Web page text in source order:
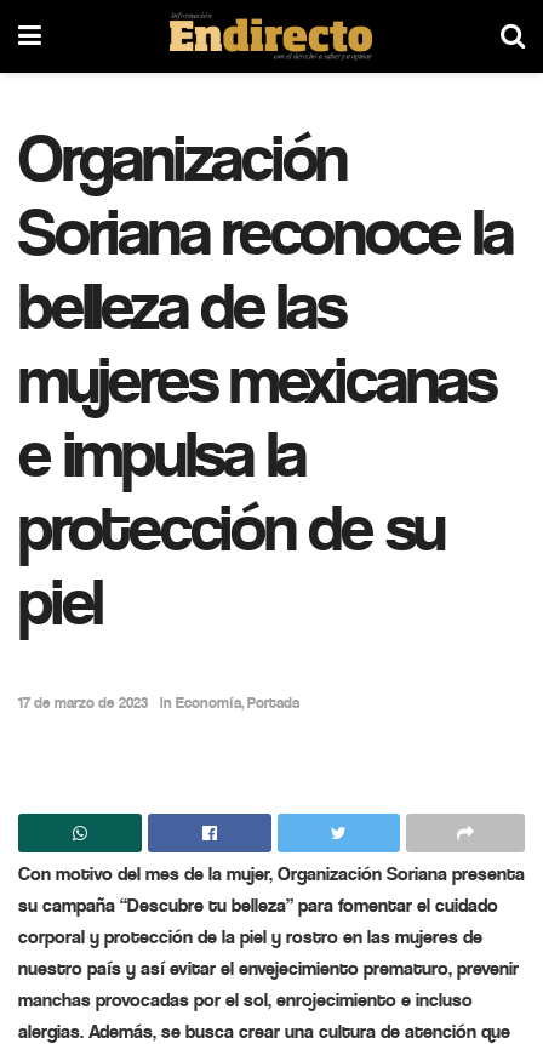
Organización
Soriana reconoce la
belleza de las
mujeres mexicanas
e impulsa la
protección de su
piel
17 de marzo de 2023 in Economía, Portada
Con motivo del mes de la mujer, Organización Soriana presenta
su campaña “Descubre tu belleza” para fomentar el cuidado
corporal y protección de la piel y rostro en las mujeres de
nuestro país y así evitar el envejecimiento prematuro, prevenir
manchas provocadas por el sol, enrojecimiento e incluso
alergias. Además, se busca crear una cultura de atención que